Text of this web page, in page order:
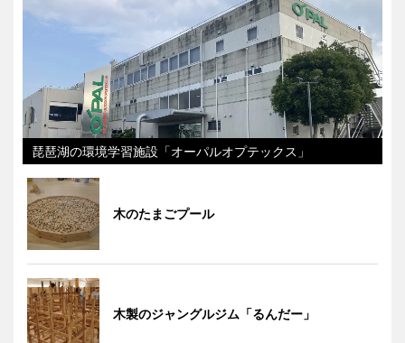
琵琶湖の環境学習施設「オーパルオプテックス」
木のたまごプール
木製のジャングルジム「るんだー」